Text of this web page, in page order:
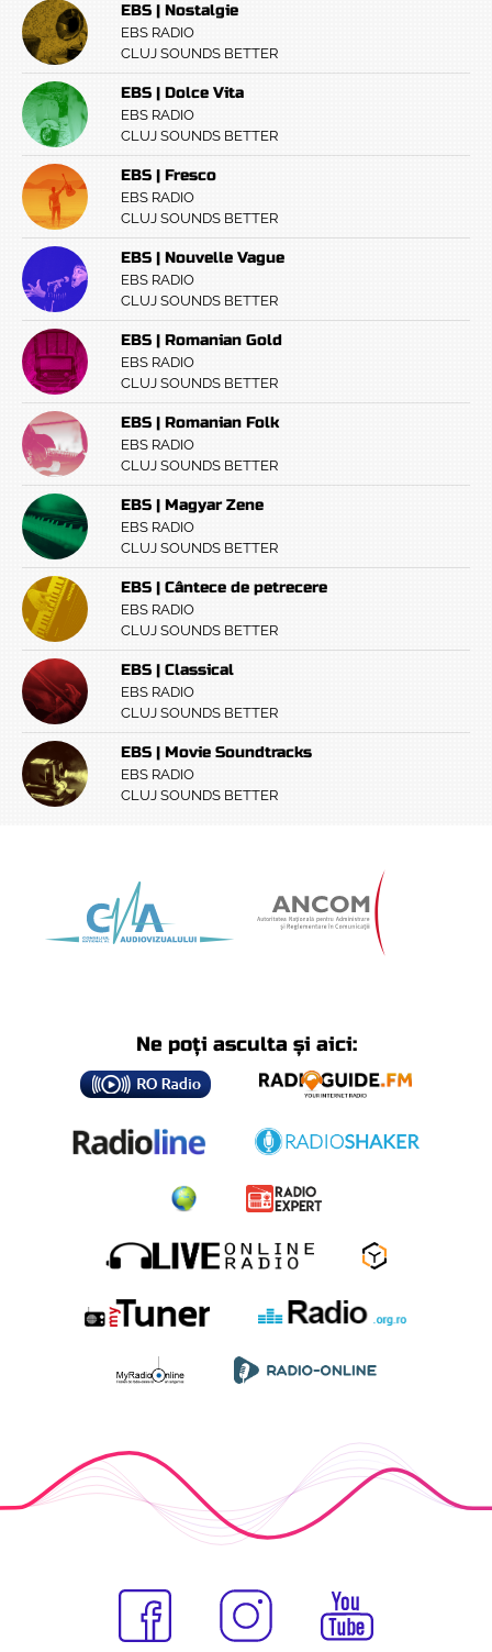
EBS | Nostalgie
EBS RADIO
CLUJ SOUNDS BETTER
EBS | Dolce Vita
EBS RADIO
CLUJ SOUNDS BETTER
EBS | Fresco
EBS RADIO
CLUJ SOUNDS BETTER
EBS | Nouvelle Vague
EBS RADIO
CLUJ SOUNDS BETTER
EBS | Romanian Gold
EBS RADIO
CLUJ SOUNDS BETTER
EBS | Romanian Folk
EBS RADIO
CLUJ SOUNDS BETTER
EBS | Magyar Zene
EBS RADIO
CLUJ SOUNDS BETTER
EBS | Cântece de petrecere
EBS RADIO
CLUJ SOUNDS BETTER
EBS | Classical
EBS RADIO
CLUJ SOUNDS BETTER
EBS | Movie Soundtracks
EBS RADIO
CLUJ SOUNDS BETTER
Ne poți asculta și aici: